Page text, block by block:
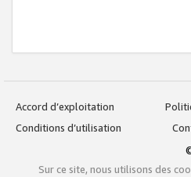
Accord d’exploitation
Conditions d’utilisation
Sur ce site, nous utilisons des